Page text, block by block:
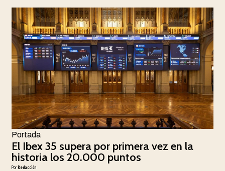
Portada
El Ibex 35 supera por primera vez en la
historia los 20.000 puntos
PorRedacción